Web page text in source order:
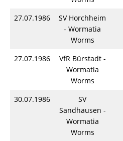
27.07.1986
SV Horchheim
- Wormatia
Worms
27.07.1986
VfR Bürstadt -
Wormatia
Worms
30.07.1986
SV
Sandhausen -
Wormatia
Worms